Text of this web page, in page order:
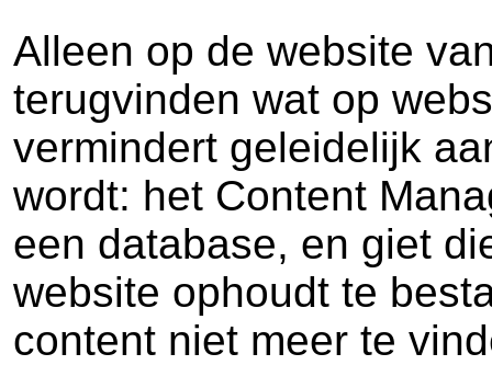
Alleen op de website
terugvinden wat op
vermindert geleidelijk
wordt: het Content
een database, en giet
website ophoudt te
content niet meer te